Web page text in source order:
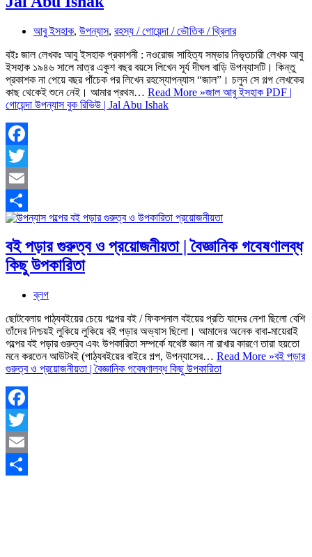
আবু ইসহাক, উপন্যাস, রহস্য / গোয়েন্দা / ভৌতিক / থ্রিলার
বইঃ জাল লেখকঃ আবু ইসহাক প্রকাশনী : নওরোজ সাহিত্য সম্ভার নিভৃতচারী লেখক আবু
ইসহাক ১৯৪৬ সালে মাত্র একুশ বছর বয়সে লিখেন সূর্য দীঘল বাড়ি উপন্যাসটি। কিন্তু
প্রকাশক না পেয়ে বছর পাঁচেক পর লিখেন রহস্যোপন্যাস “জাল”। চলুন সে গল্প লেখকের
কাছ থেকেই শুনে নেই। আমার প্রথম… Read More »জাল আবু ইসহাক PDF |
গোয়েন্দা উপন্যাস বুক রিভিউ | Jal Abu Ishak
Facebook
Twitter
Email
Share
বই পড়ার গুরুত্ব ও প্রয়োজনীয়তা | বৈজ্ঞানিক গবেষণালব্ধ
কিছু উপকারিতা
ব্লগ
ছোটবেলায় পাঠ্যবইয়ের চেয়ে গল্পের বই / ফিকশনাল বইয়ের প্রতি যাদের নেশা ছিলো বেশি
তাঁদের নিশ্চয়ই লুকিয়ে লুকিয়ে বই পড়ার অভ্যাস ছিলো। আমাদের অনেক বাবা-মায়েরাই
গল্পের বই পড়ার গুরুত্ব এবং উপকারিতা সম্পর্কে যথেষ্ট জ্ঞান না রাখার কারণে তারা হয়তো
মনে করতেন আউটবই (পাঠ্যবইয়ের বাইরে গল্প, উপন্যাসের… Read More »বই পড়ার
গুরুত্ব ও প্রয়োজনীয়তা | বৈজ্ঞানিক গবেষণালব্ধ কিছু উপকারিতা
Facebook
Twitter
Email